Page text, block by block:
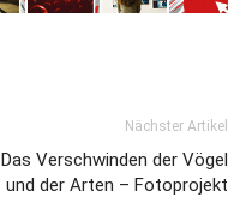
Nächster Artikel
Das Verschwinden der Vögel
und der Arten – Fotoprojekt